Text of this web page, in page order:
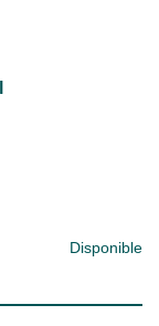
Disponible